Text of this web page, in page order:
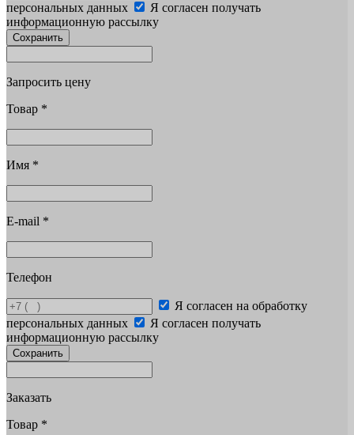
персональных данных
Я согласен получать
информационную рассылку
Сохранить
Запросить цену
Товар *
Имя *
E-mail *
Телефон
Я согласен на обработку
персональных данных
Я согласен получать
информационную рассылку
Сохранить
Заказать
Товар *